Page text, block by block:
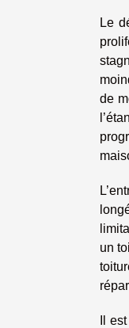
Le
de
un
Il